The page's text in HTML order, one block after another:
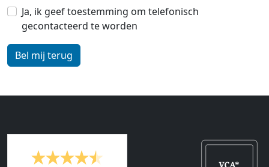
Ja, ik geef toestemming om telefonisch
gecontacteerd te worden